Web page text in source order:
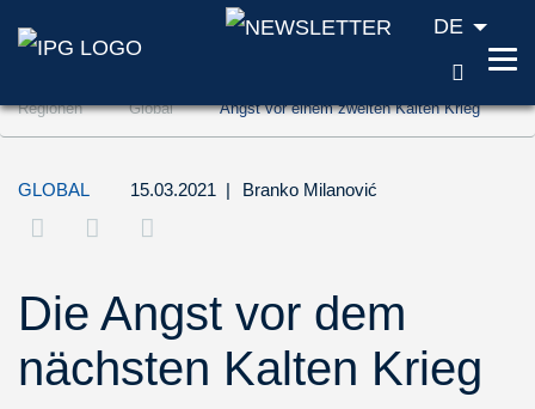
Zum Inhalt springen (Accesskey '1')
Zur Suche springen (Accesskey '2')
Zur Navigation springen (Accesskey '3')
DE
Regionen Global Angst vor einem zweiten Kalten Krieg
GLOBAL 15.03.2021 | Branko Milanović
Die Angst vor dem
nächsten Kalten Krieg